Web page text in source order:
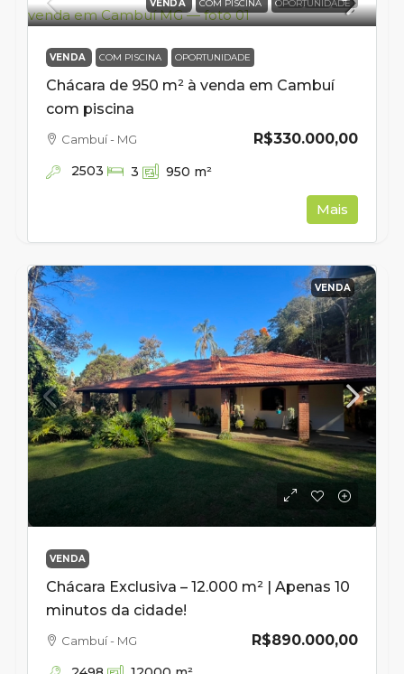
VENDA COM PISCINA OPORTUNIDADE
VENDA COM PISCINA OPORTUNIDADE
Chácara de 950 m² à venda em Cambuí
com piscina
R$330.000,00
Cambuí - MG
2503 3 950 m²
Mais
VENDA
VENDA
Chácara Exclusiva – 12.000 m² | Apenas 10
minutos da cidade!
R$890.000,00
Cambuí - MG